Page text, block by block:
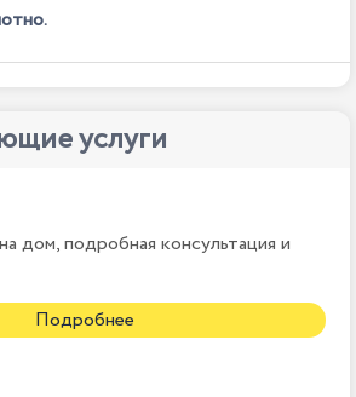
услуги
дом, подробная консультация и
Подробнее